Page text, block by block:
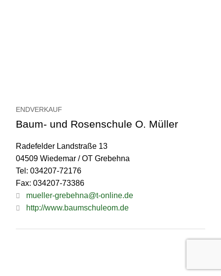
ENDVERKAUF
Baum- und Rosenschule O. Müller
Radefelder Landstraße 13
04509 Wiedemar / OT Grebehna
Tel: 034207-72176
Fax: 034207-73386
mueller-grebehna@t-online.de
http://www.baumschuleom.de